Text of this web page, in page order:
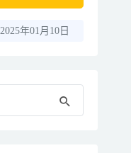
2025年01月10日